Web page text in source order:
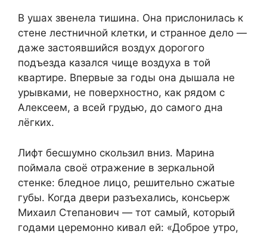
В ушах звенела тишина. Она прислонилась к
стене лестничной клетки, и странное дело —
даже застоявшийся воздух дорогого
подъезда казался чище воздуха в той
квартире. Впервые за годы она дышала не
урывками, не поверхностно, как рядом с
Алексеем, а всей грудью, до самого дна
лёгких.
Лифт бесшумно скользил вниз. Марина
поймала своё отражение в зеркальной
стенке: бледное лицо, решительно сжатые
губы. Когда двери разъехались, консьерж
Михаил Степанович — тот самый, который
годами церемонно кивал ей: «Доброе утро,